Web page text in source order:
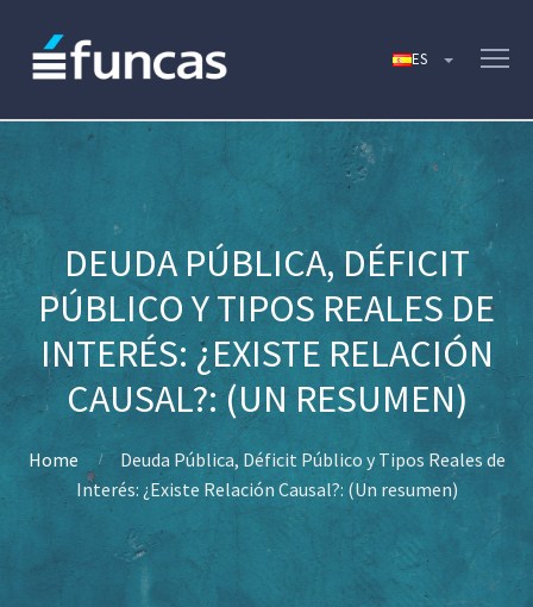
DEUDA PÚBLICA, DÉFICIT
PÚBLICO Y TIPOS REALES DE
INTERÉS: ¿EXISTE RELACIÓN
CAUSAL?: (UN RESUMEN)
Home
Deuda Pública, Déficit Público y Tipos Reales de
Interés: ¿Existe Relación Causal?: (Un resumen)